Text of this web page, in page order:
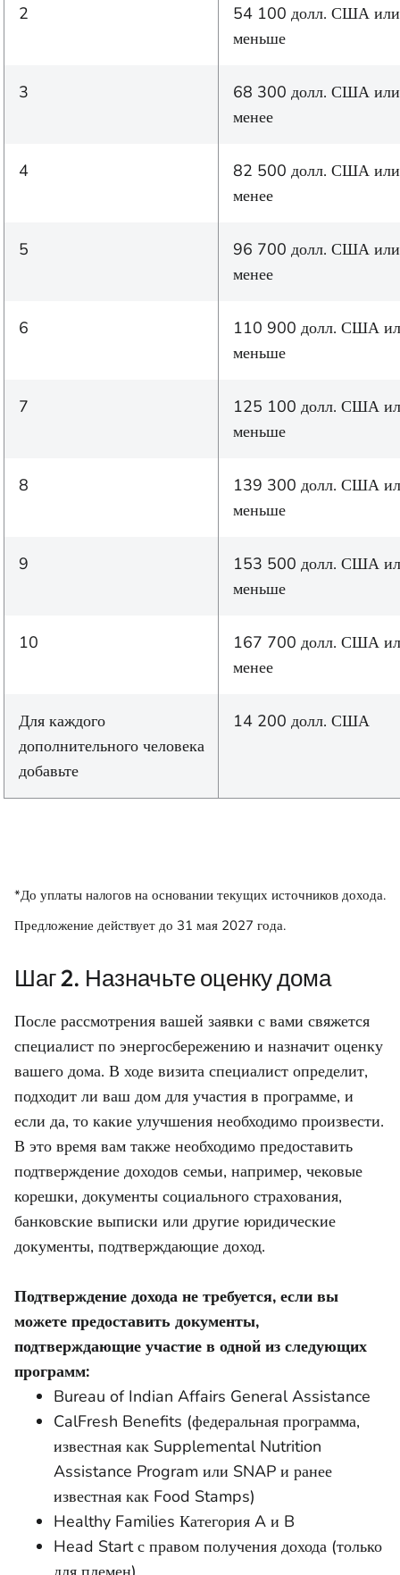
2
54 100 долл. США или
меньше
3
68 300 долл. США или
менее
4
82 500 долл. США или
менее
5
96 700 долл. США или
менее
6
110 900 долл. США
меньше
7
125 100 долл. США
меньше
8
139 300 долл. США
меньше
9
153 500 долл. США
меньше
10
167 700 долл. США
менее
Для каждого
дополнительного человека
добавьте
14 200 долл. США
*До уплаты налогов на основании текущих источников дохода.
Предложение действует до 31 мая 2027 года.
Шаг 2. Назначьте оценку дома
После рассмотрения вашей заявки с вами свяжется
специалист по энергосбережению и назначит оценку
вашего дома. В ходе визита специалист определит,
подходит ли ваш дом для участия в программе, и
если да, то какие улучшения необходимо произвести.
В это время вам также необходимо предоставить
подтверждение доходов семьи, например, чековые
корешки, документы социального страхования,
банковские выписки или другие юридические
документы, подтверждающие доход.
Подтверждение дохода не требуется, если вы
можете предоставить документы,
подтверждающие участие в одной из следующих
программ:
Bureau of Indian Affairs General Assistance
CalFresh Benefits (федеральная программа,
известная как Supplemental Nutrition
Assistance Program или SNAP и ранее
известная как Food Stamps)
Healthy Families Категория A и B
Head Start с правом получения дохода (только